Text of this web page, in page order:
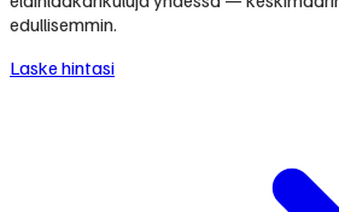
edullisemmin.
Laske hintasi